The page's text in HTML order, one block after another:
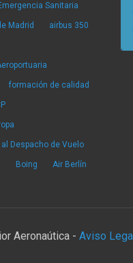
Sanitaria
Madrid airbus 350
formación de calidad
Despacho de Vuelo
Boing Air Berlín
Aeronaútica - Aviso